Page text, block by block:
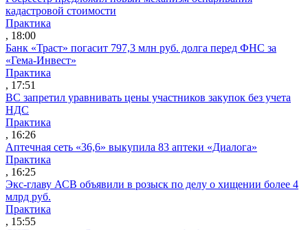
кадастровой стоимости
Практика
, 18:00
Банк «Траст» погасит 797,3 млн руб. долга перед ФНС за
«Гема-Инвест»
Практика
, 17:51
ВС запретил уравнивать цены участников закупок без учета
НДС
Практика
, 16:26
Аптечная сеть «36,6» выкупила 83 аптеки «Диалога»
Практика
, 16:25
Экс-главу АСВ объявили в розыск по делу о хищении более 4
млрд руб.
Практика
, 15:55